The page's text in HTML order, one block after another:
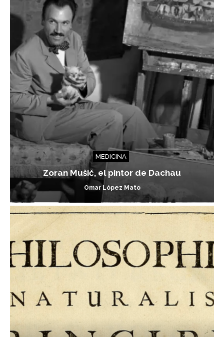
MEDICINA
Zoran Mušič, el pintor de Dachau
Omar López Mato